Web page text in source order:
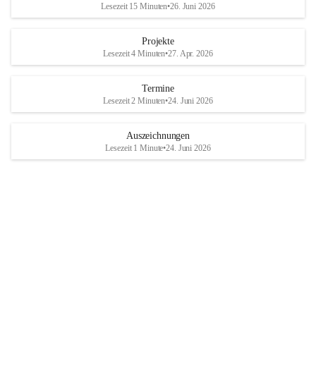
Lesezeit 15 Minuten•26. Juni 2026
Projekte
Lesezeit 4 Minuten•27. Apr. 2026
Termine
Lesezeit 2 Minuten•24. Juni 2026
Auszeichnungen
Lesezeit 1 Minute•24. Juni 2026